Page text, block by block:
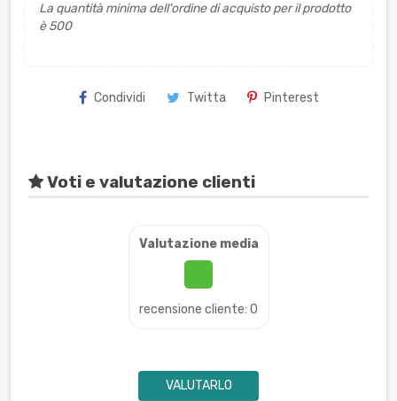
La quantità minima dell'ordine di acquisto per il prodotto
è 500
Condividi Twitta Pinterest
Voti e valutazione clienti
Valutazione media
recensione cliente: 0
VALUTARLO